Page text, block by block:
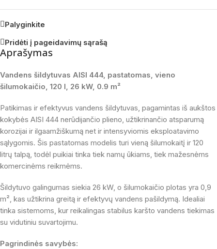
Palyginkite
Pridėti į pageidavimų sąrašą
Aprašymas
Vandens šildytuvas AISI 444, pastatomas, vieno
šilumokaičio, 120 l, 26 kW, 0.9 m²
Patikimas ir efektyvus vandens šildytuvas, pagamintas iš aukštos
kokybės AISI 444 nerūdijančio plieno, užtikrinančio atsparumą
korozijai ir ilgaamžiškumą net ir intensyviomis eksploatavimo
sąlygomis. Šis pastatomas modelis turi vieną šilumokaitį ir 120
litrų talpą, todėl puikiai tinka tiek namų ūkiams, tiek mažesnėms
komercinėms reikmėms.
Šildytuvo galingumas siekia 26 kW, o šilumokaičio plotas yra 0,9
m², kas užtikrina greitą ir efektyvų vandens pašildymą. Idealiai
tinka sistemoms, kur reikalingas stabilus karšto vandens tiekimas
su vidutiniu suvartojimu.
Pagrindinės savybės: